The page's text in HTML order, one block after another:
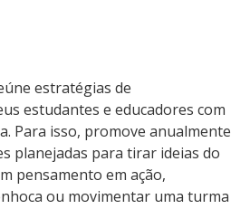
estratégias de
estudantes e educadores com
Para isso, promove anualmente
planejadas para tirar ideias do
pensamento em ação,
ou movimentar uma turma